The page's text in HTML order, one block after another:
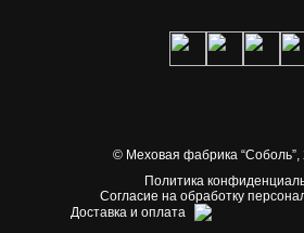
© Меховая фабрика “Соболь”,
Политика
Согласие на обработку
Доставка и оплата